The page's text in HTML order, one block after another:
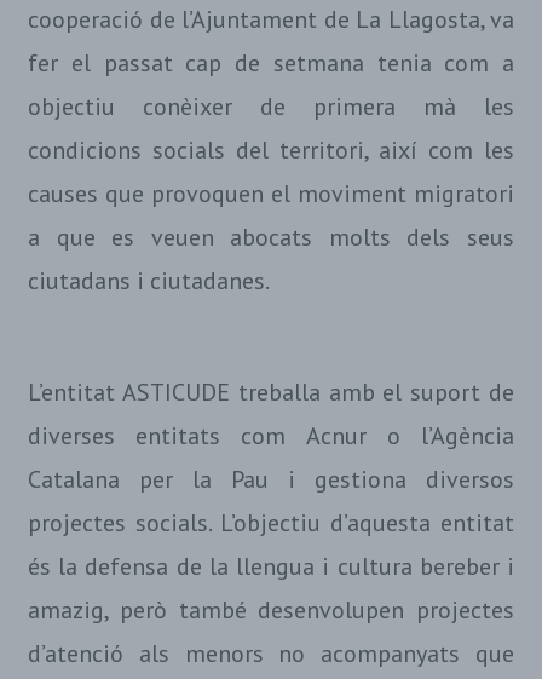
cooperació de l’Ajuntament de La Llagosta, va
fer el passat cap de setmana tenia com a
objectiu conèixer de primera mà les
condicions socials del territori, així com les
causes que provoquen el moviment migratori
a que es veuen abocats molts dels seus
ciutadans i ciutadanes.
L’entitat ASTICUDE treballa amb el suport de
diverses entitats com Acnur o l’Agència
Catalana per la Pau i gestiona diversos
projectes socials. L’objectiu d’aquesta entitat
és la defensa de la llengua i cultura bereber i
amazig, però també desenvolupen projectes
d’atenció als menors no acompanyats que